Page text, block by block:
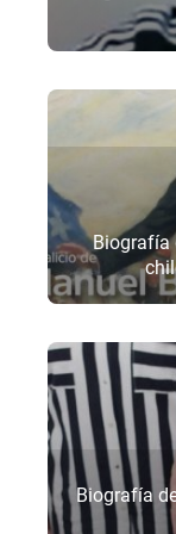
Biografía
Biografía